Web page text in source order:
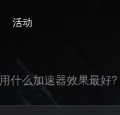
活动
什么加速器效果最好?